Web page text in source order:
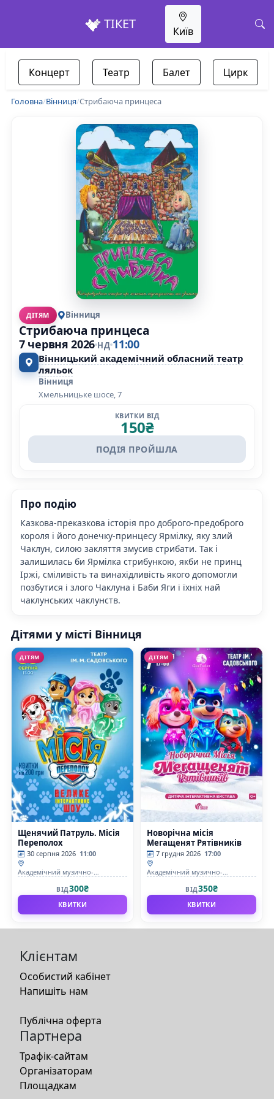
ТІКЕТ Київ
Концерт Театр Балет Цирк
Головна/Вінниця/Стрибаюча принцеса
ДІТЯМ Вінниця
Стрибаюча принцеса
7 червня 2026 НД 11:00
Вінницький академічний обласний театр
ляльок
Вінниця
Хмельницьке шосе, 7
КВИТКИ ВІД
150₴
ПОДІЯ ПРОЙШЛА
Про подію
Казкова-преказкова історія про доброго-предоброго
короля і його донечку-принцесу Ярмілку, яку злий
Чаклун, силою закляття змусив стрибати. Так і
залишилась би Ярмілка стрибункою, якби не принц
Іржі, сміливість та винахідливість якого допомогли
позбутися і злого Чаклуна і Баби Яги і їхніх най
чаклунських чаклунств.
Дітями у місті Вінниця
ДІТЯМ
Щенячий Патруль. Місія
Переполох
30 серпня 2026 11:00
Академічний музично-
СадовськогоВІД300₴
КВИТКИ
ДІТЯМ
Новорічна місія
Мегащенят Рятівників
7 грудня 2026 17:00
Академічний музично-
СадовськогоВІД350₴
КВИТКИ
Клієнтам
Особистий кабінет
Напишіть нам
Публічна оферта
Партнера
Трафік-сайтам
Організаторам
Площадкам